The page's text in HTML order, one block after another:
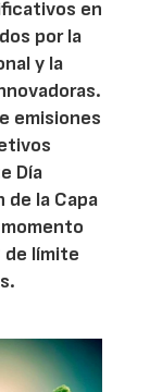
en
por la
y la
emisiones
Día
de la Capa
de límite